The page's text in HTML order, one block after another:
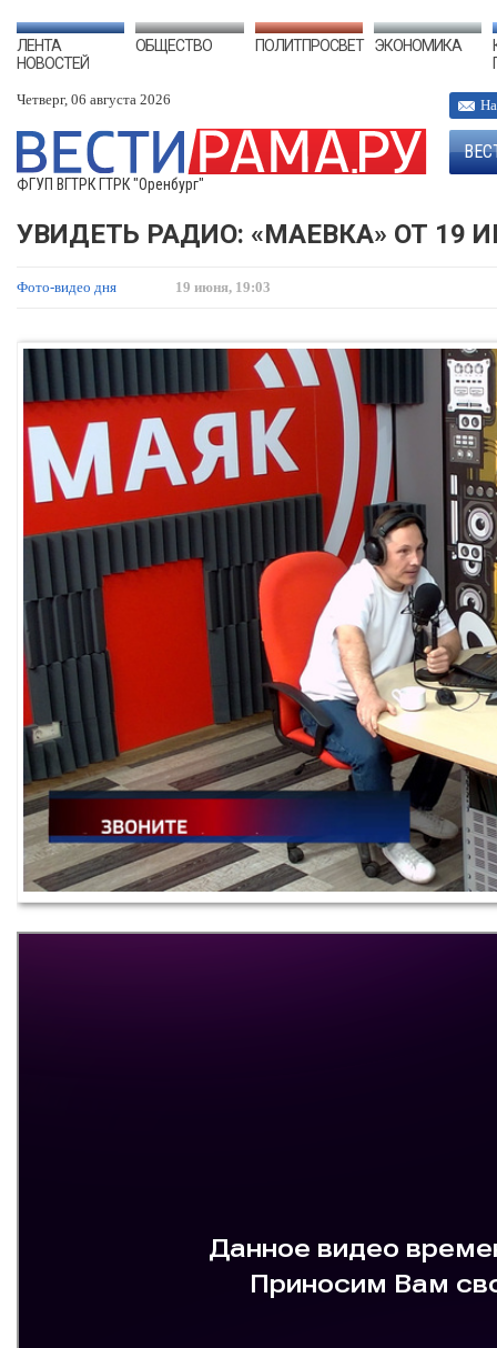
ЛЕНТА
НОВОСТЕЙ
ОБЩЕСТВО ПОЛИТПРОСВЕТ ЭКОНОМИКА
Четверг, 06 августа 2026
ФГУП ВГТРК ГТРК "Оренбург"
УВИДЕТЬ РАДИО: «МАЕВКА» ОТ 19
Фото-видео дня 19 июня, 19:03